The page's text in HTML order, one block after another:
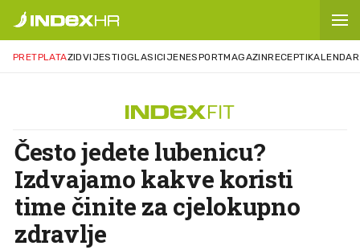
PRETPLATAZIDVIJESTIOGLASICIJENESPORTMAGAZINRECEPTIKALENDAR
Često jedete lubenicu?
Izdvajamo kakve koristi
time činite za cjelokupno
zdravlje